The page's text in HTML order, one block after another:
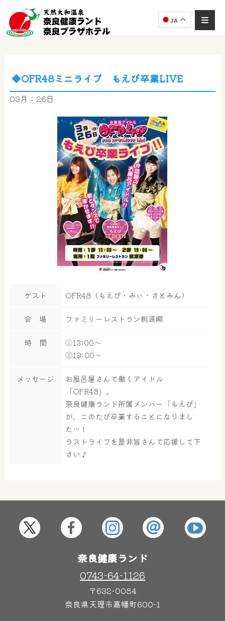
JA
サウナ・岩盤浴
奈良わんぱくランド
ボディケア
◆OFR48ミニライブ もえぴ卒業LIVE
03月：26日
ゲスト OFR48（もえぴ・みぃ・さとみん）
会 場 ファミリーレストラン桃源郷
時 間
①13:00～
②19:00～
メッセージ
お風呂屋さんで働くアイドル
「OFR48」。
奈良健康ランド所属メンバー「もえぴ」
が、このたび卒業することになりまし
た…！
ラストライブを是非皆さんで応援して下
さい♪
奈良健康ランド
0743-64-1126
〒632-0084
奈良県天理市嘉幡町600-1
奈良健康ランド AIコンシェルジュです。
ご質問をお伺いします。